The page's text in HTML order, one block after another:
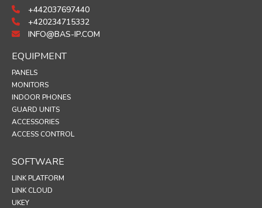
+442037697440
+420234715332
INFO@BAS-IP.COM
EQUIPMENT
PANELS
MONITORS
INDOOR PHONES
GUARD UNITS
ACCESSORIES
ACCESS CONTROL
SOFTWARE
LINK PLATFORM
LINK CLOUD
UKEY